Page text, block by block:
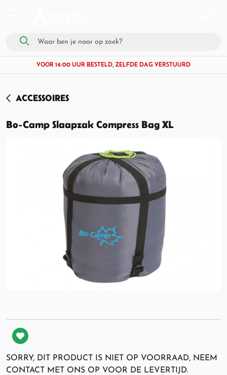
VOOR 14:00 UUR BESTELD, ZELFDE DAG VERSTUURD
ACCESSOIRES
Bo-Camp Slaapzak Compress Bag XL
SORRY, DIT PRODUCT IS NIET OP VOORRAAD, NEEM
CONTACT MET ONS OP VOOR DE LEVERTIJD.